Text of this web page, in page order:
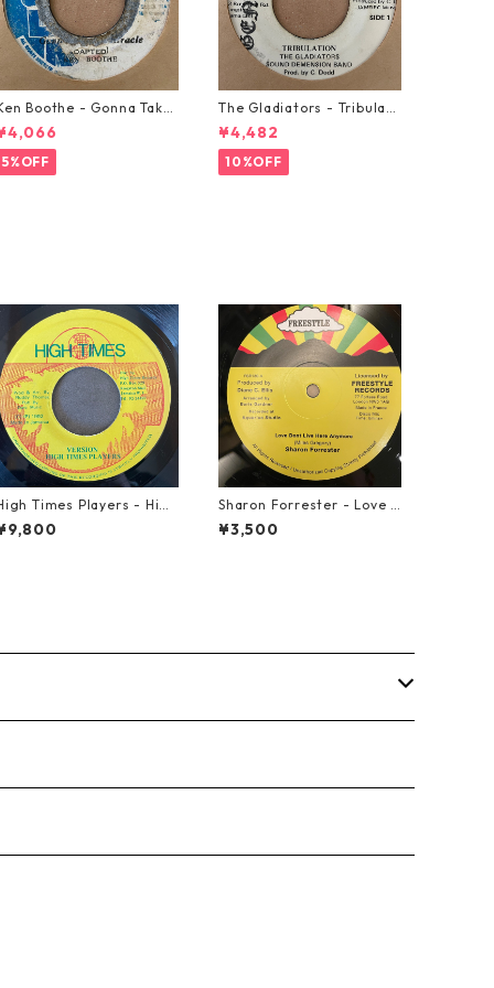
Boothe - Gonna Take
Miracle【7-21362】
5%OFF
The Gladiators - Tribulati
on【7-21365】
¥4,482
10%OFF
Times Players - High
Theme【7-21926】
Sharon Forrester - Love D
on't Live Here Anymore
【12-50068】
¥3,500